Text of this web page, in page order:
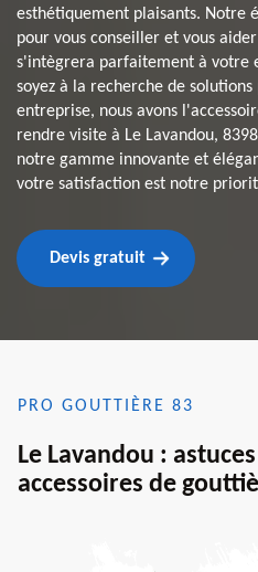
esthétiquement plaisants. Notre
pour vous conseiller et vous
s'intègrera parfaitement à votre
soyez à la recherche de
entreprise, nous avons
rendre visite à Le Lavandou,
notre gamme innovante et
votre satisfaction est notre
Devis gratuit
PRO GOUTTIÈRE 83
Le Lavandou :
accessoires de